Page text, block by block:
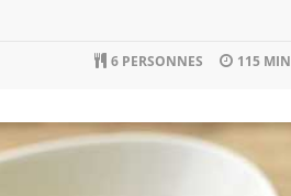
115 MIN
6 PERSONNES